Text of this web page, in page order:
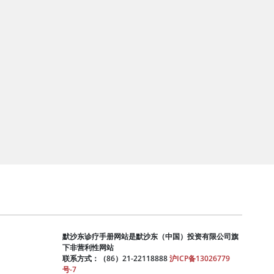
默沙东诊疗手册网站是默沙东（中国）投资有限公司旗
下非营利性网站
联系方式：（86）21-22118888沪ICP备13026779
号-7